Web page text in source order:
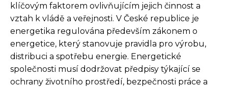
klíčovým faktorem ovlivňujícím jejich činnost a
vztah k vládě a veřejnosti. V České republice je
energetika regulována především zákonem o
energetice, který stanovuje pravidla pro výrobu,
distribuci a spotřebu energie. Energetické
společnosti musí dodržovat předpisy týkající se
ochrany životního prostředí, bezpečnosti práce a